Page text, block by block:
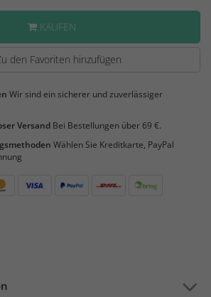
KAUFEN
den Favoriten hinzufügen
Wir sind ein sicherer und zuverlässiger
Versand Bei Bestellungen über 69 €.
Wählen Sie Kreditkarte, PayPal